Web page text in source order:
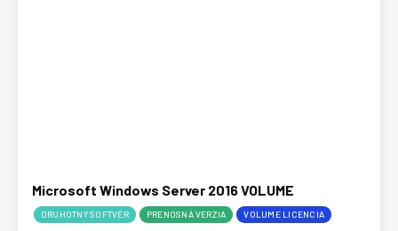
Microsoft Windows Server 2016 VOLUME
DRUHOTNÝ SOFTVÉR PRENOSNÁ VERZIA VOLUME LICENCIA